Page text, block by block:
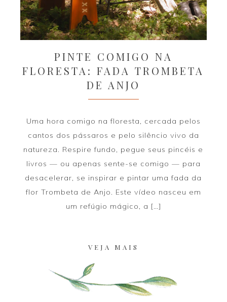
PINTE COMIGO NA
FLORESTA: FADA TROMBETA
DE ANJO
Uma hora comigo na floresta, cercada pelos
cantos dos pássaros e pelo silêncio vivo da
natureza. Respire fundo, pegue seus pincéis e
livros — ou apenas sente-se comigo — para
desacelerar, se inspirar e pintar uma fada da
flor Trombeta de Anjo. Este vídeo nasceu em
um refúgio mágico, a […]
VEJA MAIS